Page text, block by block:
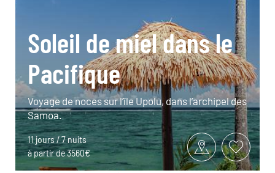
Soleil de miel dans le
Pacifique
Voyage de noces sur l’île Upolu, dans l’archipel des
Samoa.
11 jours / 7 nuits
à partir de 3560€